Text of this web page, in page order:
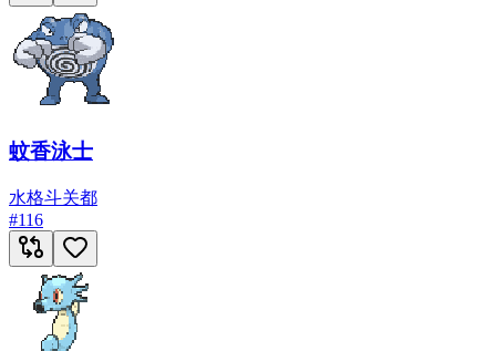
蚊香泳士
水格斗关都
#116